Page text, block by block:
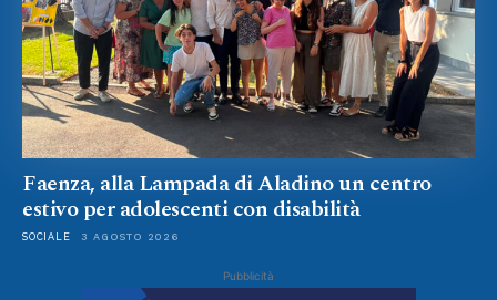
Faenza, alla Lampada di Aladino un centro
estivo per adolescenti con disabilità
SOCIALE 3 AGOSTO 2026
Pubblicità